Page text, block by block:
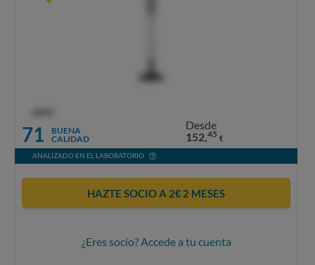
71
BUENA
CALIDAD
Desde
152,45 €
ANALIZADO EN EL LABORATORIO
HAZTE SOCIO A 2€ 2 MESES
¿Eres socio? Accede a tu cuenta